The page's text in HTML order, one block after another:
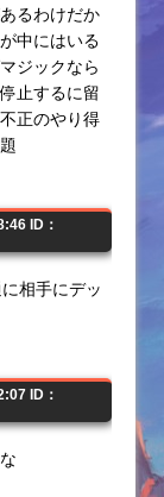
るわけだか
中にはいる
ジックなら
止するに留
正のやり得
ID：
相手にデッ
ID：